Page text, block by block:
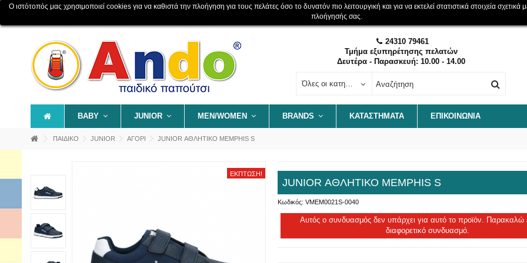
24310 79461
Τμήμα εξυπηρέτησης πελατών
Δευτέρα - Παρασκευή: 10.00 - 14.00
Ο ιστότοπός μας χρησιμοποιεί cookies για να καθιστά την πλοήγηση για τους πελάτες όσο το δυνατόν πιο λειτουργική και για να εκτελεί στατιστικά στοιχεία σχετικά
πλοήγησής σας.
BABY JUNIOR MEN/WOMEN BRANDS ΚΑΤΑΣΤΗΜΑΤΑ ΕΠΙΚΟΙΝΩΝΊΑ
ΠΑΙΔΙΚΟ JUNIOR ΑΓΟΡΙ JUNIOR ΑΘΛΗΤΙΚΟ MEMPHIS S
ΈΚΠΤΩΣΗ!
JUNIOR ΑΘΛΗΤΙΚΟ MEMPHIS S
Κωδικός: VMEM0021S-0040
Αυτός ο συνδυασμός δεν υπάρχει για αυτό το προϊόν. Παρακαλώ
διαφορετικό συνδυασμό.